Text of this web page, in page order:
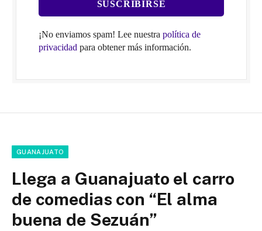
¡No enviamos spam! Lee nuestra política de
privacidad para obtener más información.
GUANAJUATO
Llega a Guanajuato el carro
de comedias con “El alma
buena de Sezuán”